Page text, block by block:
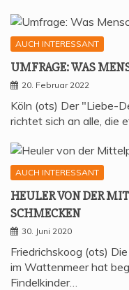
AUCH INTERESSANT
UMFRA­GE: WAS
20. Februar 2022
Köln (ots) Der "Liebe-
richtet sich an alle, die
AUCH INTERESSANT
HEU­LER VON DER
SCHMECKEN
30. Juni 2020
Friedrichskoog (ots)
im Wattenmeer hat
Findelkinder…